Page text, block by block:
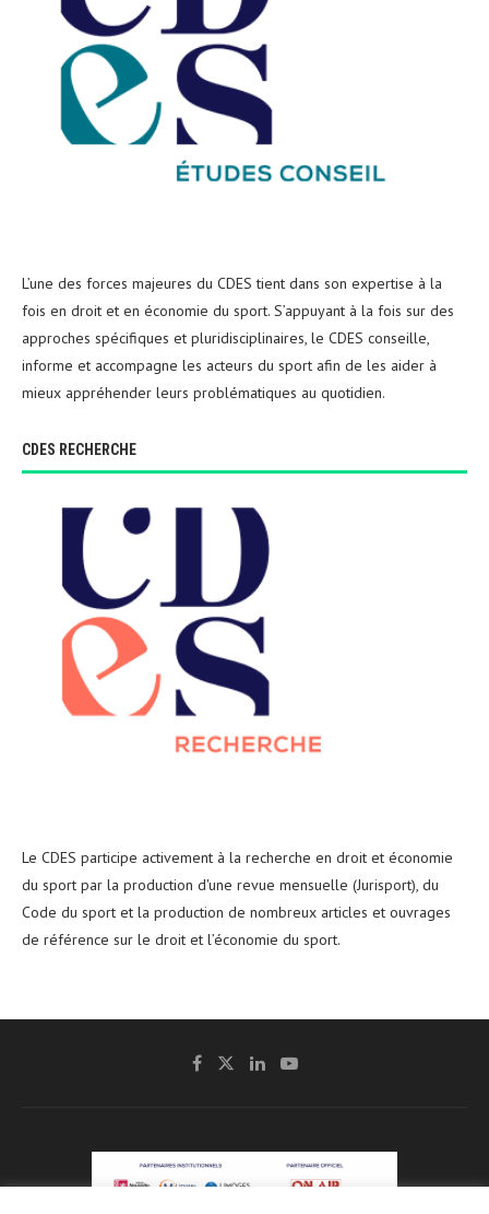
L’une des forces majeures du CDES tient dans son expertise à la
fois en droit et en économie du sport. S’appuyant à la fois sur des
approches spécifiques et pluridisciplinaires, le CDES conseille,
informe et accompagne les acteurs du sport afin de les aider à
mieux appréhender leurs problématiques au quotidien.
CDES RECHERCHE
Le CDES participe activement à la recherche en droit et économie
du sport par la production d'une revue mensuelle (Jurisport), du
Code du sport et la production de nombreux articles et ouvrages
de référence sur le droit et l’économie du sport.